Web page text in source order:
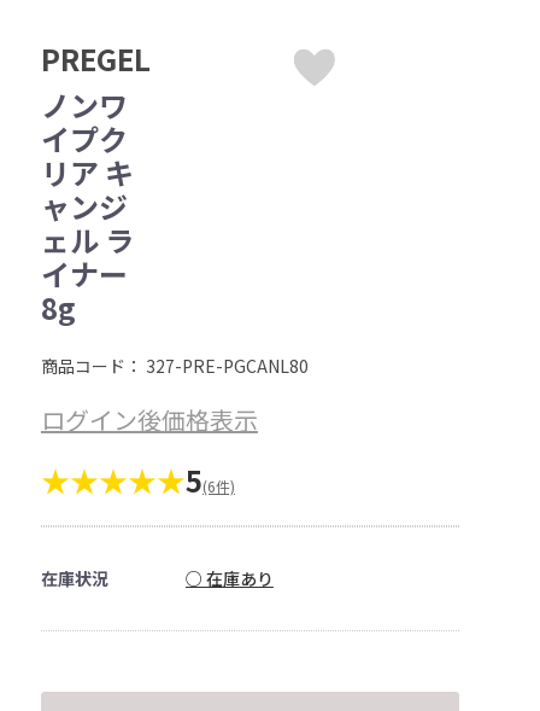
PREGEL
ノンワ
イプク
リア キ
ャンジ
ェル ラ
イナー
8g
商品コード： 327-PRE-PGCANL80
ログイン後価格表示
★★★★★5(6件)
在庫状況 ○ 在庫あり